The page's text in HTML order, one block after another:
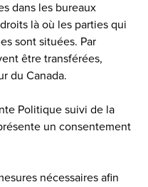
dans les bureaux
là où les parties qui
sont situées. Par
être transférées,
du Canada.
Politique suivi de la
un consentement
nécessaires afin